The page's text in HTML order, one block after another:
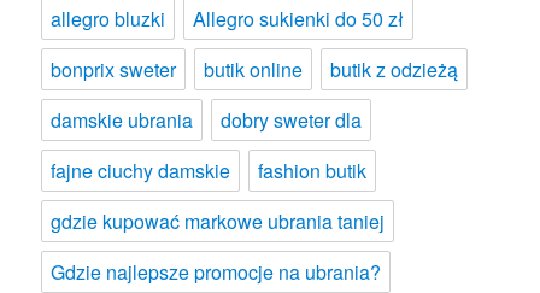
allegro bluzki
Allegro sukienki do 50 zł
bonprix sweter
butik online
butik z odzieżą
damskie ubrania
dobry sweter dla
fajne ciuchy damskie
fashion butik
gdzie kupować markowe ubrania taniej
Gdzie najlepsze promocje na ubrania?